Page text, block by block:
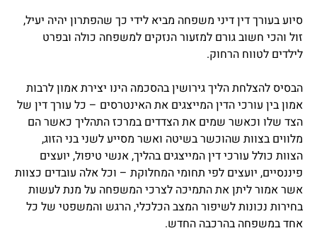
סיוע בעורך דין דיני משפחה מביא לידי כך שהפתרון יהיה יעיל,
זול והכי חשוב גורם למזעור הנזקים למשפחה כולה ובפרט
לילדים לטווח הרחוק.
הבסיס להצלחת הליך גירושין בהסכמה הינו יצירת אמון לרבות
אמון בין עורכי הדין המייצגים את האינטרסים – כל עורך דין של
הצד שלו וכאשר שמים את הצדדים במרכז התהליך כאשר הם
מלווים בצוות שהוכשר בשיטה ואשר מסייע לשני בני הזוג,
הצוות כולל עורכי דין המייצגים בהליך, אנשי טיפול, יועצים
פיננסיים, יועצים לפי תחומי המחלוקת – וכל אלה עובדים כצוות
אשר אמור ליתן את התמיכה לצרכי המשפחה על מנת לעשות
בחירות נכונות לשיפור המצב הכלכלי, הרגש והמשפטי של כל
אחד במשפחה בהרכבה החדש.